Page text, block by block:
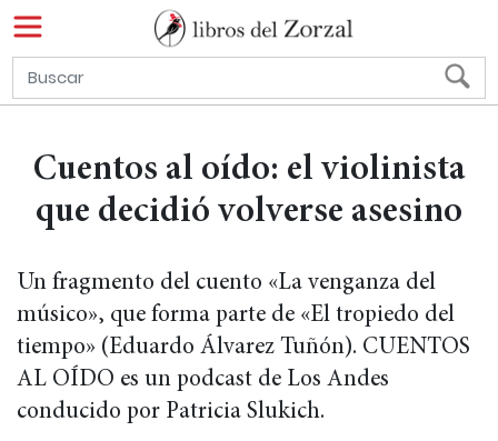
Cuentos al oído: el violinista
que decidió volverse asesino
Un fragmento del cuento «La venganza del
músico», que forma parte de «El tropiedo del
tiempo» (Eduardo Álvarez Tuñón). CUENTOS
AL OÍDO es un podcast de Los Andes
conducido por Patricia Slukich.